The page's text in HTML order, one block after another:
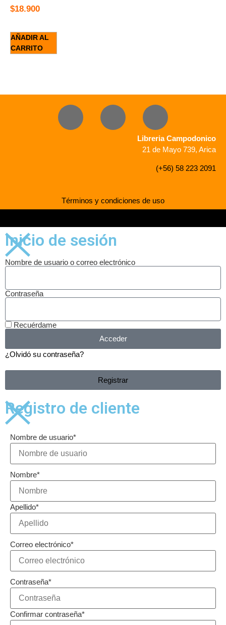
$18.900
AÑADIR AL
CARRITO
Libreria Campodonico
21 de Mayo 739, Arica
(+56) 58 223 2091
Términos y condiciones de uso
Inicio de sesión
Nombre de usuario o correo electrónico
Contraseña
Recuérdame
Acceder
¿Olvidó su contraseña?
Registrar
Registro de cliente
Nombre de usuario*
Nombre*
Apellido*
Correo electrónico*
Contraseña*
Confirmar contraseña*